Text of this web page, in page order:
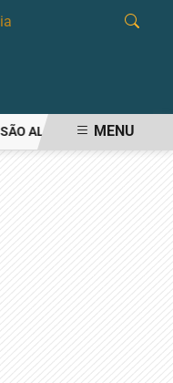
AÇOUGUEIRO
MENU